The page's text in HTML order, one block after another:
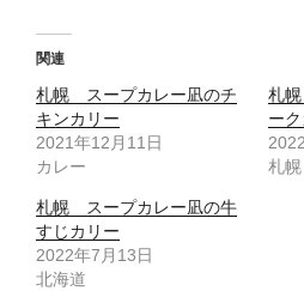
関連
札幌 スープカレー凪のチ
キンカリー
2021年12月11日
カレー
札
ー
札
札幌 スープカレー凪の牛
すじカリー
2022年7月13日
北海道